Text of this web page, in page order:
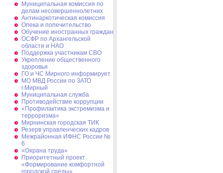
Муниципальная комиссия по
делам несовершеннолетних
Антинаркотическая комиссия
Опека и попечительство
Обучение иностранных граждан
ОСФР по Архангельской
области и НАО
Поддержка участникам СВО
Укрепление общественного
здоровья
ГО и ЧС Мирного информирует
МО МВД России по ЗАТО
г.Мирный
Муниципальная cлужба
Противодействие коррупции
«Профилактика экстремизма и
терроризма»
Мирнинская городская ТИК
Резерв управленческих кадров
Межрайонная ИФНС России №
6
«Охрана труда»
Приоритетный проект
«Формирование комфортной
городской среды»